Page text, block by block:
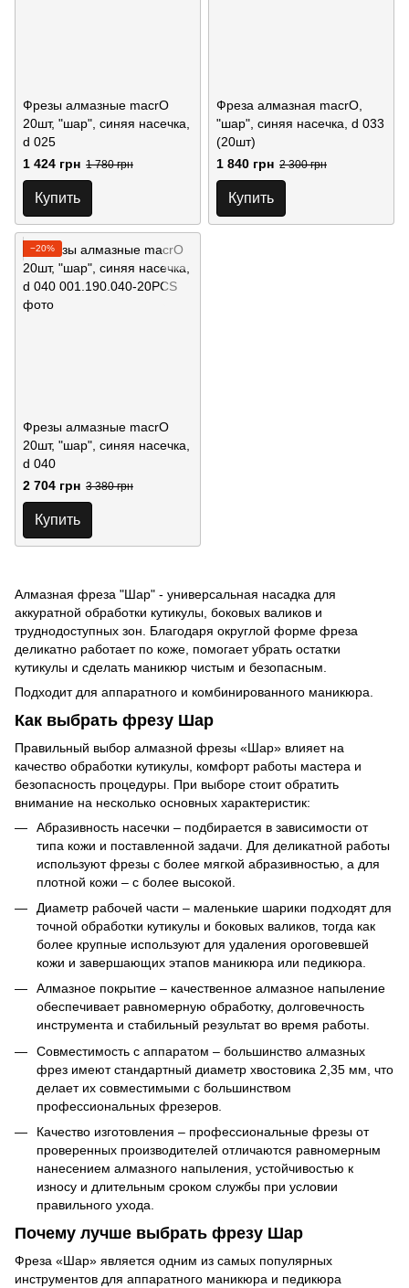
Фрезы алмазные macrO
20шт, "шар", синяя насечка,
d 025
1 424 грн 1 780 грн
Купить
Фреза алмазная macrO,
"шар", синяя насечка, d 033
(20шт)
1 840 грн 2 300 грн
Купить
−20%
Фрезы алмазные macrO
20шт, "шар", синяя насечка,
d 040
2 704 грн 3 380 грн
Купить
Алмазная фреза "Шар" - универсальная насадка для
аккуратной обработки кутикулы, боковых валиков и
труднодоступных зон. Благодаря округлой форме фреза
деликатно работает по коже, помогает убрать остатки
кутикулы и сделать маникюр чистым и безопасным.
Подходит для аппаратного и комбинированного маникюра.
Как выбрать фрезу Шар
Правильный выбор алмазной фрезы «Шар» влияет на
качество обработки кутикулы, комфорт работы мастера и
безопасность процедуры. При выборе стоит обратить
внимание на несколько основных характеристик:
Абразивность насечки – подбирается в зависимости от
типа кожи и поставленной задачи. Для деликатной работы
используют фрезы с более мягкой абразивностью, а для
плотной кожи – с более высокой.
Диаметр рабочей части – маленькие шарики подходят для
точной обработки кутикулы и боковых валиков, тогда как
более крупные используют для удаления ороговевшей
кожи и завершающих этапов маникюра или педикюра.
Алмазное покрытие – качественное алмазное напыление
обеспечивает равномерную обработку, долговечность
инструмента и стабильный результат во время работы.
Совместимость с аппаратом – большинство алмазных
фрез имеют стандартный диаметр хвостовика 2,35 мм, что
делает их совместимыми с большинством
профессиональных фрезеров.
Качество изготовления – профессиональные фрезы от
проверенных производителей отличаются равномерным
нанесением алмазного напыления, устойчивостью к
износу и длительным сроком службы при условии
правильного ухода.
Почему лучше выбрать фрезу Шар
Фреза «Шар» является одним из самых популярных
инструментов для аппаратного маникюра и педикюра